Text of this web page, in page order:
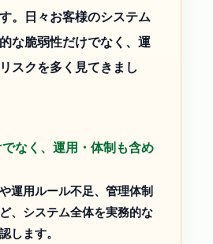
。日々お客様のシステム
な脆弱性だけでなく、運
スクを多く見てきまし
なく、運用・体制も含め
運用ルール不足、管理体制
、システム全体を実務的な
します。